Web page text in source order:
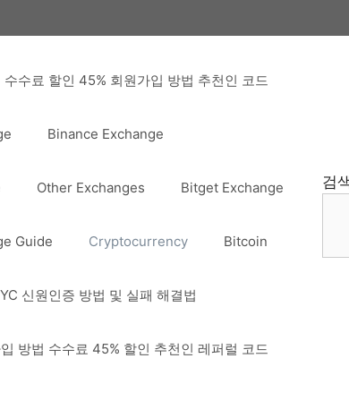
수료 할인 45% 회원가입 방법 추천인 코드
Binance Exchange
Other Exchanges Bitget Exchange
Guide Cryptocurrency Bitcoin
신원인증 방법 및 실패 해결법
방법 수수료 45% 할인 추천인 레퍼럴 코드
검